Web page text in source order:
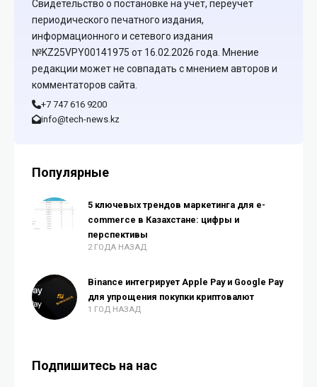
Свидетельство о постановке на учет, переучет
периодического печатного издания,
информационного и сетевого издания
№KZ25VPY00141975 от 16.02.2026 года. Мнение
редакции может не совпадать с мнением авторов и
комментаторов сайта.
+7 747 616 9200
info@tech-news.kz
Популярные
5 ключевых трендов маркетинга для e-
commerce в Казахстане: цифры и
перспективы
2 ГОДА НАЗАД
Binance интегрирует Apple Pay и Google Pay
для упрощения покупки криптовалют
1 ГОД НАЗАД
Подпишитесь на нас